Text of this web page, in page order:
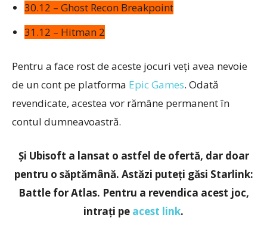
30.12 – Ghost Recon Breakpoint
31.12 – Hitman 2
Pentru a face rost de aceste jocuri veți avea nevoie
de un cont pe platforma Epic Games. Odată
revendicate, acestea vor rămâne permanent în
contul dumneavoastră.
Și Ubisoft a lansat o astfel de ofertă, dar doar
pentru o săptămână. Astăzi puteți găsi Starlink:
Battle for Atlas. Pentru a revendica acest joc,
intrați pe acest link.